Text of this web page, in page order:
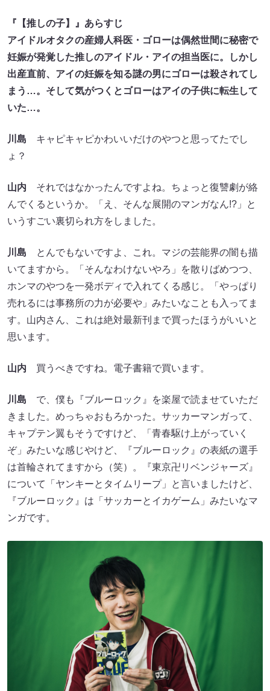
『【推しの子】』あらすじ
アイドルオタクの産婦人科医・ゴローは偶然世間に秘密で
妊娠が発覚した推しのアイドル・アイの担当医に。しかし
出産直前、アイの妊娠を知る謎の男にゴローは殺されてし
まう…。そして気がつくとゴローはアイの子供に転生して
いた…。
川島 キャピキャピかわいいだけのやつと思ってたでし
ょ？
山内 それではなかったんですよね。ちょっと復讐劇が絡
んでくるというか。「え、そんな展開のマンガなん!?」と
いうすごい裏切られ方をしました。
川島 とんでもないですよ、これ。マジの芸能界の闇も描
いてますから。「そんなわけないやろ」を散りばめつつ、
ホンマのやつを一発ボディで入れてくる感じ。「やっぱり
売れるには事務所の力が必要や」みたいなことも入ってま
す。山内さん、これは絶対最新刊まで買ったほうがいいと
思います。
山内 買うべきですね。電子書籍で買います。
川島 で、僕も『ブルーロック』を楽屋で読ませていただ
きました。めっちゃおもろかった。サッカーマンガって、
キャプテン翼もそうですけど、「青春駆け上がっていく
ぞ」みたいな感じやけど、『ブルーロック』の表紙の選手
は首輪されてますから（笑）。『東京卍リベンジャーズ』
について「ヤンキーとタイムリープ」と言いましたけど、
『ブルーロック』は「サッカーとイカゲーム」みたいなマ
ンガです。